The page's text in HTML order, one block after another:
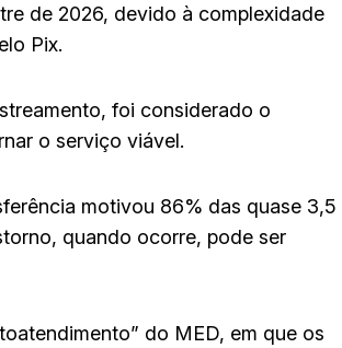
de 2026, devido à complexidade
Pix.
foi considerado o
o serviço viável.
motivou 86% das quase 3,5
quando ocorre, pode ser
do MED, em que os